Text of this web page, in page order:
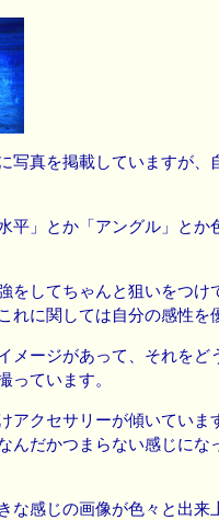
写真を掲載していますが、
平」とか「アングル」とか
をしてちゃんと狙いをつけ
れに関しては自分の感性を
メージがあって、それをど
っています。
アクセサリーが傾いていま
んだかつまらない感じにな
な感じの画像が色々と出来